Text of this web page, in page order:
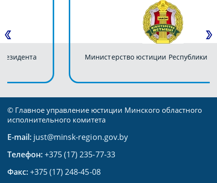
Министерство юстиции Республики Беларусь
© Главное управление юстиции Минского областного
исполнительного комитета
E-mail: just@minsk-region.gov.by
Телефон:+375 (17) 235-77-33
Факс:+375 (17) 248-45-08